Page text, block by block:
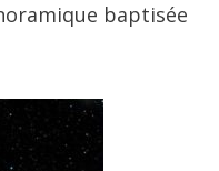
baptisée